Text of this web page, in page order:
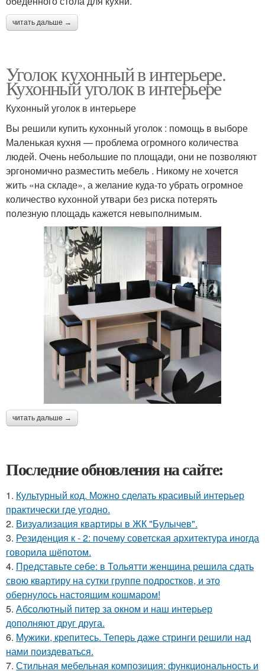
читать дальше →
Уголок кухонный в интерьере.
Кухонный уголок в интерьере
Кухонный уголок в интерьере
Вы решили купить кухонный уголок : помощь в выборе
Маленькая кухня — проблема огромного количества
людей. Очень небольшие по площади, они не позволяют
эргономично разместить мебель . Никому не хочется
жить «на складе», а желание куда-то убрать огромное
количество кухонной утвари без риска потерять
полезную площадь кажется невыполнимым.
читать дальше →
Последние обновления на сайте:
1. Культурный код. Можно сделать красивый интерьер
практически где угодно.
2. Визуализация квартиры в ЖК "Булычев".
3. Резиденция к - 2: почему советская архитектура иногда
говорила шёпотом.
4. Представьте себе: в Тольятти женщина решила сдать
свою квартиру на сутки группе подростков, и это
обернулось настоящим кошмаром!
5. Абсолютный питер за окном и наш интерьер
дополняют друг друга.
6. Мужики, крепитесь. Теперь даже стринги решили над
нами поиздеваться.
7. Стильная мебельная композиция: функциональность и